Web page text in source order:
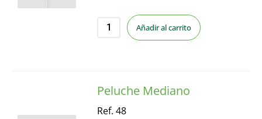
Añadir al carrito
Peluche Mediano
Ref. 48